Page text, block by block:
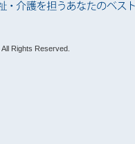
All Rights Reserved.